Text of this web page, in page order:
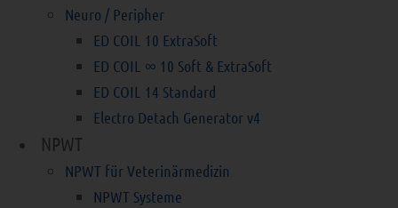
Neuro / Peripher
ED COIL 10 ExtraSoft
ED COIL ∞ 10 Soft & ExtraSoft
ED COIL 14 Standard
Electro Detach Generator v4
NPWT
NPWT für Veterinärmedizin
NPWT Systeme